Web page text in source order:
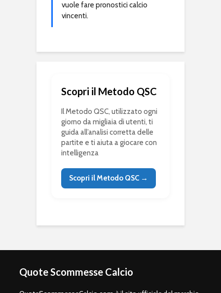
vuole fare pronostici calcio
vincenti.
Scopri il Metodo QSC
Il Metodo QSC, utilizzato ogni
giorno da migliaia di utenti, ti
guida all’analisi corretta delle
partite e ti aiuta a giocare con
intelligenza
Scopri il Metodo QSC →
Quote Scommesse Calcio